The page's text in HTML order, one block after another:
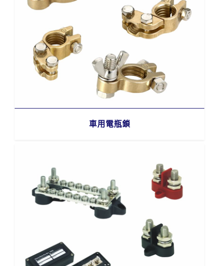
車用電瓶鎖